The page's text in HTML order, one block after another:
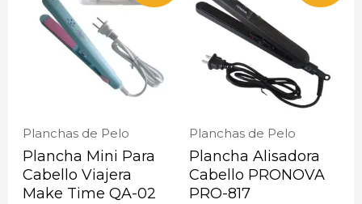
Planchas de Pelo
Plancha Mini Para
Cabello Viajera
Make Time QA-02
Planchas de Pelo
Plancha Alisadora
Cabello PRONOVA
PRO-817